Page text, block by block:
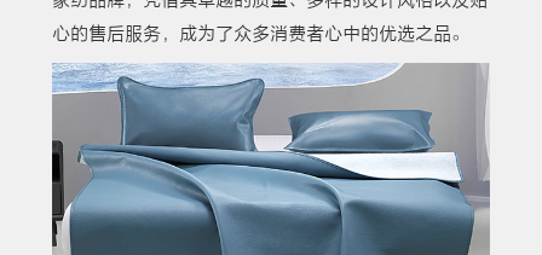
心的售后服务，成为了众多消费者心中的优选之品。